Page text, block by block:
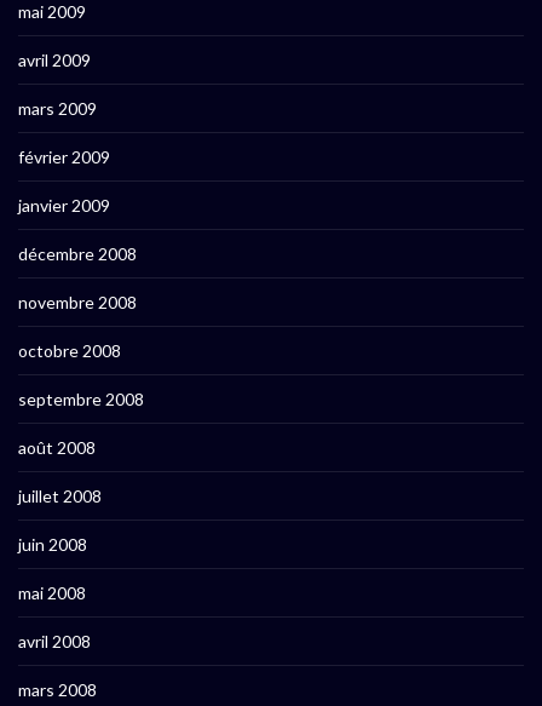
mai 2009
avril 2009
mars 2009
février 2009
janvier 2009
décembre 2008
novembre 2008
octobre 2008
septembre 2008
août 2008
juillet 2008
juin 2008
mai 2008
avril 2008
mars 2008